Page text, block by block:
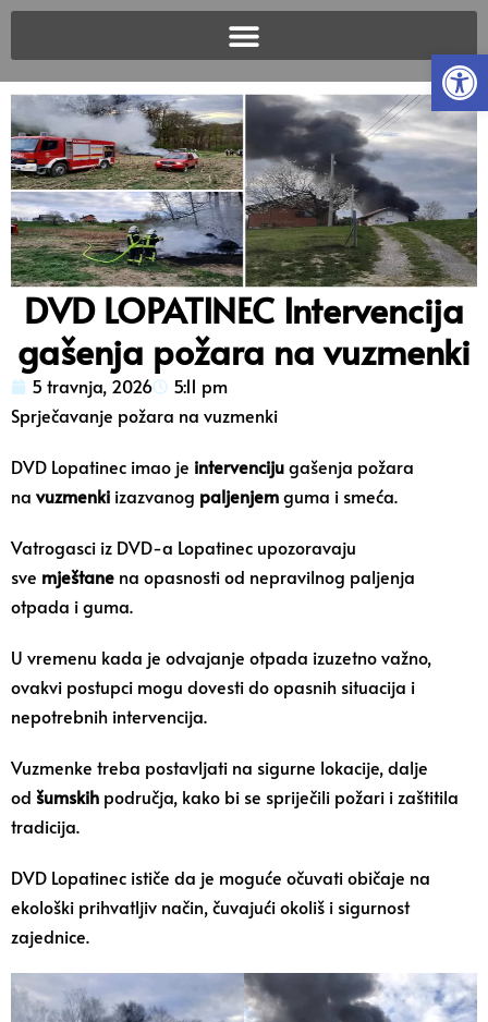
DVD LOPATINEC Intervencija
gašenja požara na vuzmenki
5 travnja, 2026
5:11 pm
Sprječavanje požara na vuzmenki
DVD Lopatinec imao je intervencijugašenja požara
na vuzmenki izazvanog paljenjemguma i smeća.
Vatrogasci iz DVD-a Lopatinec upozoravaju
sve mještane na opasnosti od nepravilnog paljenja
otpada i guma.
U vremenu kada je odvajanje otpada izuzetno važno,
ovakvi postupci mogu dovesti do opasnih situacija i
nepotrebnih intervencija.
Vuzmenke treba postavljati na sigurne lokacije, dalje
od šumskih područja, kako bi se spriječili požari i zaštitila
tradicija.
DVD Lopatinec ističe da je moguće očuvati običaje na
ekološki prihvatljiv način, čuvajući okoliš i sigurnost
zajednice.